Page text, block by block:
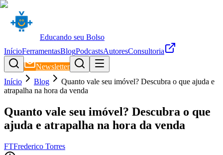
Educando seu Bolso
InícioFerramentasBlogPodcastsAutoresConsultoria
Newsletter
Início
Blog
Quanto vale seu imóvel? Descubra o que ajuda e
atrapalha na hora da venda
Quanto vale seu imóvel? Descubra o que
ajuda e atrapalha na hora da venda
FTFrederico Torres